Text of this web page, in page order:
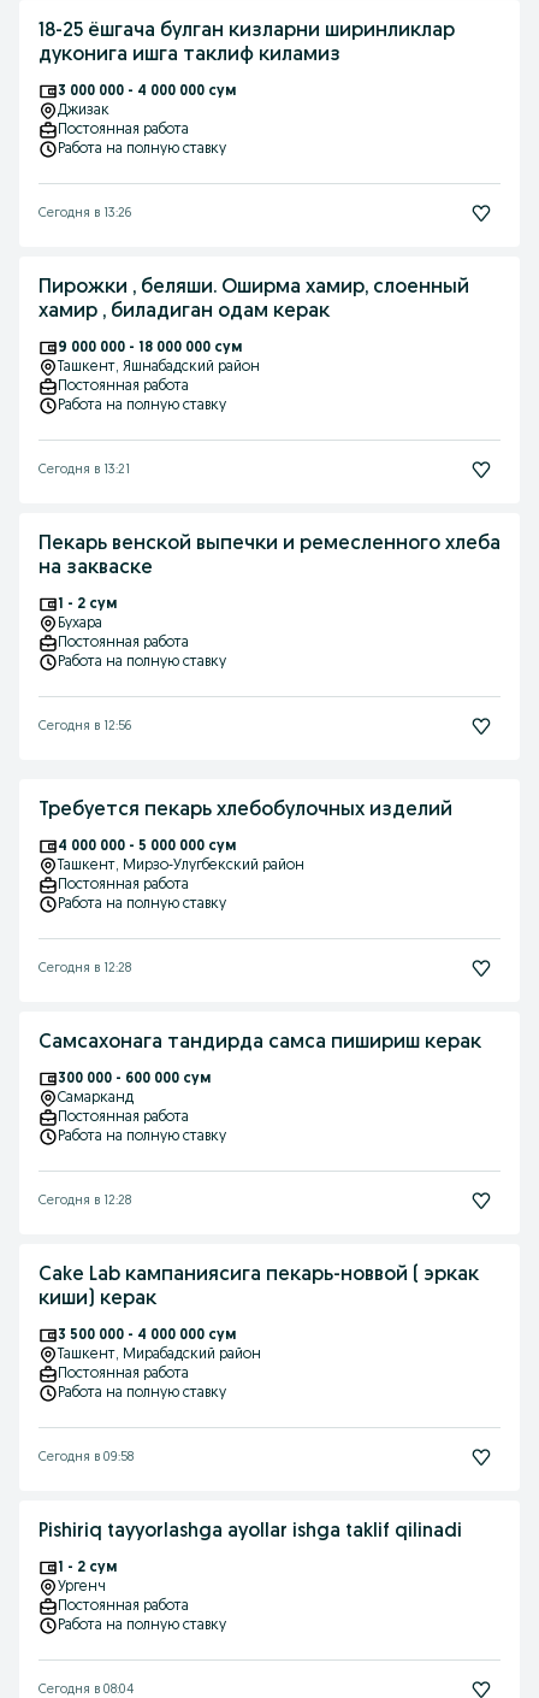
18-25 ёшгача булган кизларни ширинликлар
дуконига ишга таклиф киламиз
3 000 000 - 4 000 000 сум
Джизак
Постоянная работа
Работа на полную ставку
Сегодня в 13:26
Пирожки , беляши. Оширма хамир, слоенный
хамир , биладиган одам керак
9 000 000 - 18 000 000 сум
Ташкент, Яшнабадский район
Постоянная работа
Работа на полную ставку
Сегодня в 13:21
Пекарь венской выпечки и ремесленного хлеба
на закваске
1 - 2 сум
Бухара
Постоянная работа
Работа на полную ставку
Сегодня в 12:56
Требуется пекарь хлебобулочных изделий
4 000 000 - 5 000 000 сум
Ташкент, Мирзо-Улугбекский район
Постоянная работа
Работа на полную ставку
Сегодня в 12:28
Самсахонага тандирда самса пишириш керак
300 000 - 600 000 сум
Самарканд
Постоянная работа
Работа на полную ставку
Сегодня в 12:28
Cake Lab кампаниясига пекарь-новвой ( эркак
киши) керак
3 500 000 - 4 000 000 сум
Ташкент, Мирабадский район
Постоянная работа
Работа на полную ставку
Сегодня в 09:58
Pishiriq tayyorlashga ayollar ishga taklif qilinadi
1 - 2 сум
Ургенч
Постоянная работа
Работа на полную ставку
Сегодня в 08:04